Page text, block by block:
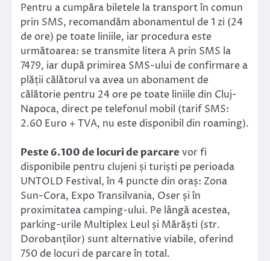
Pentru a cumpăra biletele la transport în comun
prin SMS, recomandăm abonamentul de 1 zi (24
de ore) pe toate liniile, iar procedura este
următoarea: se transmite litera A prin SMS la
7479, iar după primirea SMS-ului de confirmare a
plății călătorul va avea un abonament de
călătorie pentru 24 ore pe toate liniile din Cluj-
Napoca, direct pe telefonul mobil (tarif SMS:
2.60 Euro + TVA, nu este disponibil din roaming).
Peste 6.100 de locuri de parcare vor fi
disponibile pentru clujeni și turiști pe perioada
UNTOLD Festival, în 4 puncte din oraș: Zona
Sun-Cora, Expo Transilvania, Oser și în
proximitatea camping-ului. Pe lângă acestea,
parking-urile Multiplex Leul și Mărăști (str.
Dorobanților) sunt alternative viabile, oferind
750 de locuri de parcare în total.